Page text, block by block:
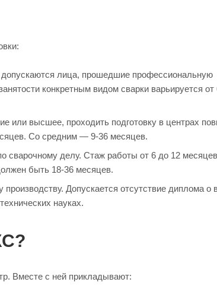
лица, прошедшие профессиональную
конкретным видом сварки варьируется от
или высшее, проходить подготовку в центрах
Со средним — 9-36 месяцев.
сварочному делу. Стаж работы от 6 до 12
быть 18-36 месяцев.
Допускается отсутствие диплома
науках.
Вместе с ней прикладывают: